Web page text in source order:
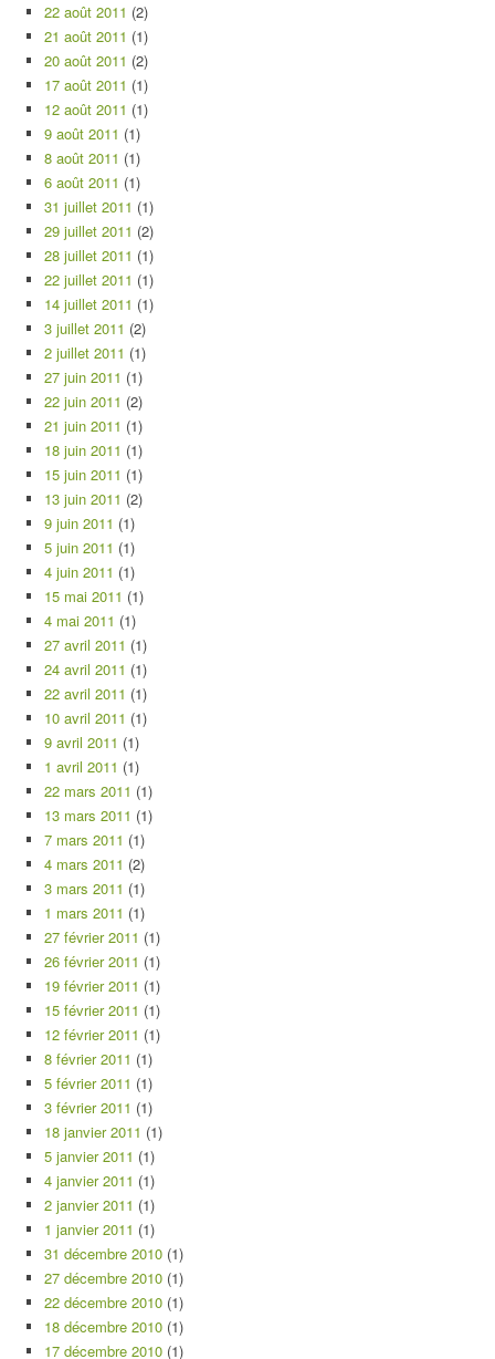
22 août 2011 (2)
21 août 2011 (1)
20 août 2011 (2)
17 août 2011 (1)
12 août 2011 (1)
9 août 2011 (1)
8 août 2011 (1)
6 août 2011 (1)
31 juillet 2011 (1)
29 juillet 2011 (2)
28 juillet 2011 (1)
22 juillet 2011 (1)
14 juillet 2011 (1)
3 juillet 2011 (2)
2 juillet 2011 (1)
27 juin 2011 (1)
22 juin 2011 (2)
21 juin 2011 (1)
18 juin 2011 (1)
15 juin 2011 (1)
13 juin 2011 (2)
9 juin 2011 (1)
5 juin 2011 (1)
4 juin 2011 (1)
15 mai 2011 (1)
4 mai 2011 (1)
27 avril 2011 (1)
24 avril 2011 (1)
22 avril 2011 (1)
10 avril 2011 (1)
9 avril 2011 (1)
1 avril 2011 (1)
22 mars 2011 (1)
13 mars 2011 (1)
7 mars 2011 (1)
4 mars 2011 (2)
3 mars 2011 (1)
1 mars 2011 (1)
27 février 2011 (1)
26 février 2011 (1)
19 février 2011 (1)
15 février 2011 (1)
12 février 2011 (1)
8 février 2011 (1)
5 février 2011 (1)
3 février 2011 (1)
18 janvier 2011 (1)
5 janvier 2011 (1)
4 janvier 2011 (1)
2 janvier 2011 (1)
1 janvier 2011 (1)
31 décembre 2010 (1)
27 décembre 2010 (1)
22 décembre 2010 (1)
18 décembre 2010 (1)
17 décembre 2010 (1)